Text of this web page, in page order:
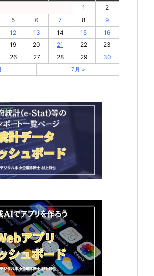
1
2
5 6 7 8
9
12 13 14 15
16
19 20 21 22
23
26 27 28 29
30
7月 »